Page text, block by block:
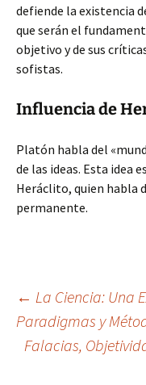
defiende la existencia
que serán el
objetivo y de sus
sofistas.
Influencia de
Platón habla del
de las ideas. Esta idea
Heráclito, quien habla
permanente.
de
← La Ciencia: Una
Paradigmas y
Falacias,